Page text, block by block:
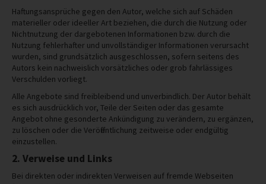
Haftungsansprüche gegen den Autor, welche sich auf Schäden
materieller oder ideeller Art beziehen, die durch die Nutzung oder
Nichtnutzung der dargebotenen Informationen bzw. durch die
Nutzung fehlerhafter und unvollständiger Informationen verursacht
wurden, sind grundsätzlich ausgeschlossen, sofern seitens des
Autors kein nachweislich vorsätzliches oder grob fahrlässiges
Verschulden vorliegt.
Alle Angebote sind freibleibend und unverbindlich. Der Autor behält
es sich ausdrücklich vor, Teile der Seiten oder das gesamte
Angebot ohne gesonderte Ankündigung zu verändern, zu ergänzen,
zu löschen oder die Veröffentlichung zeitweise oder endgültig
einzustellen.
2. Verweise und Links
Bei direkten oder indirekten Verweisen auf fremde Webseiten